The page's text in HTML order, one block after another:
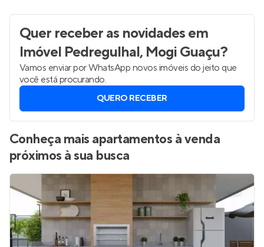
Quer receber as novidadesem
Imóvel Pedregulhal, Mogi Guaçu?
Vamos enviar por WhatsApp novos imóveis do jeito que
você está procurando.
QUERO RECEBER
Conheça mais apartamentos à venda
próximos à sua busca